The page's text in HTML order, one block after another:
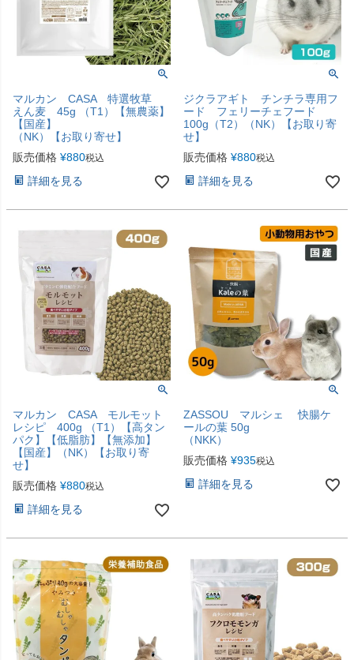
マルカン CASA 特選牧草
えん麦 45g （T1）【無農薬】
【国産】
（NK）【お取り寄せ】
販売価格 ¥880税込
詳細を見る
ジクラアギト チンチラ専用フ
ード フェリーチェフード
100g（T2）（NK）【お取り寄
せ】
販売価格 ¥880税込
詳細を見る
マルカン CASA モルモット
レシピ 400g （T1）【高タン
パク】【低脂肪】【無添加】
【国産】（NK）【お取り寄
せ】
販売価格 ¥880税込
詳細を見る
ZASSOU マルシェ 快腸ケ
ールの葉 50g
（NKK）
販売価格 ¥935税込
詳細を見る